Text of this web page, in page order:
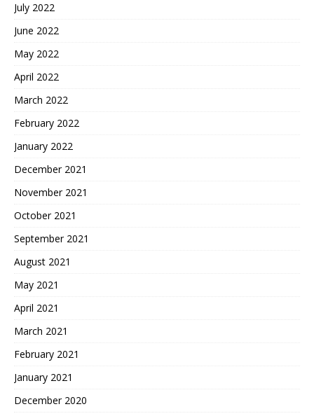
July 2022
June 2022
May 2022
April 2022
March 2022
February 2022
January 2022
December 2021
November 2021
October 2021
September 2021
August 2021
May 2021
April 2021
March 2021
February 2021
January 2021
December 2020